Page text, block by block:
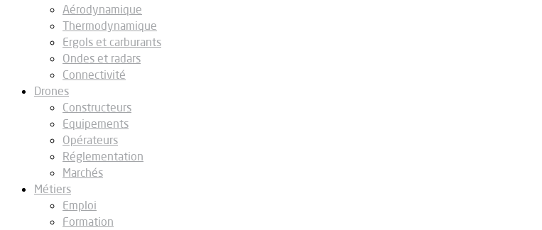
Aérodynamique
Thermodynamique
Ergols et carburants
Ondes et radars
Connectivité
Drones
Constructeurs
Equipements
Opérateurs
Réglementation
Marchés
Métiers
Emploi
Formation